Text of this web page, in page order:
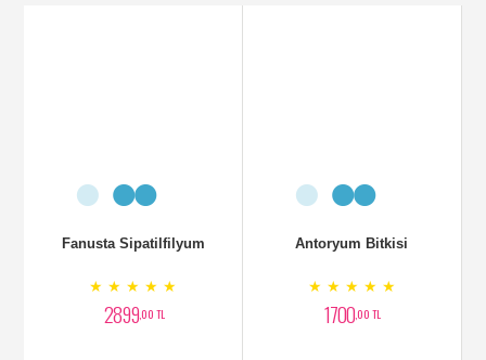
Fanusta Sipatilfilyum
★ ★ ★ ★ ★
2899,00 TL
Antoryum Bitkisi
★ ★ ★ ★ ★
1700,00 TL